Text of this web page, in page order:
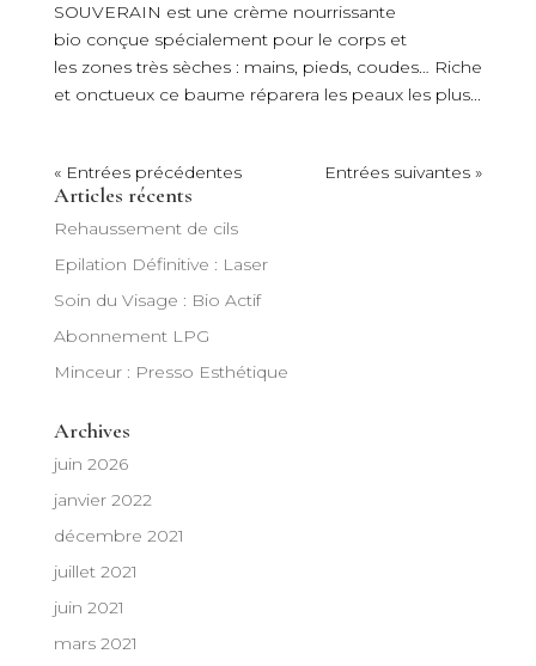
SOUVERAIN est une crème nourrissante
bio conçue spécialement pour le corps et
les zones très sèches : mains, pieds, coudes… Riche
et onctueux ce baume réparera les peaux les plus...
« Entrées précédentes Entrées suivantes »
Articles récents
Rehaussement de cils
Epilation Définitive : Laser
Soin du Visage : Bio Actif
Abonnement LPG
Minceur : Presso Esthétique
Archives
juin 2026
janvier 2022
décembre 2021
juillet 2021
juin 2021
mars 2021